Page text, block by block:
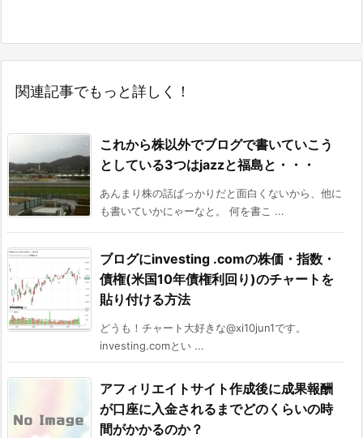
関連記事でもっと詳しく！
これから株以外でブログで書いていこう
としている3つはjazzと福島と・・・
あんまり株の話ばっかりだと面白くないから、他に
も書いていかにゃーなと。 何を書こ ...
ブログにinvesting .comの株価・指数・
債権(米国10年債権利回り)のチャートを
貼り付ける方法
どうも！チャート大好きな@xi10jun1です。
investing.comとい ...
アフィリエイトサイト作成後に成果報酬
が口座に入金されるまでどのくらいの時
間がかかるのか？